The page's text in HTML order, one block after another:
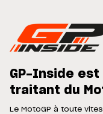
GP-Inside est
traitant du
Le MotoGP à toute